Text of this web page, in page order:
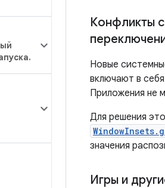
.
Конфликты
Новые
включают в
Приложения не
Для решения
значения
Игры и